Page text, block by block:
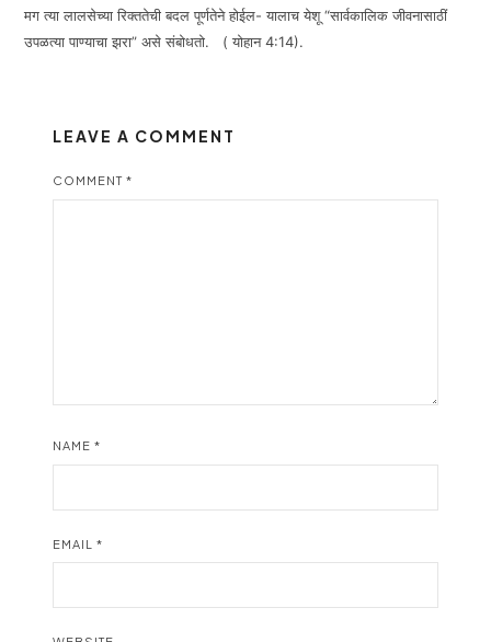
मग त्या लालसेच्या रिक्ततेची बदल पूर्णतेने होईल- यालाच येशू “सार्वकालिक जीवनासाठीं
उपळत्या पाण्याचा झरा” असे संबोधतो. ( योहान 4:14).
LEAVE A COMMENT
COMMENT*
NAME*
EMAIL*